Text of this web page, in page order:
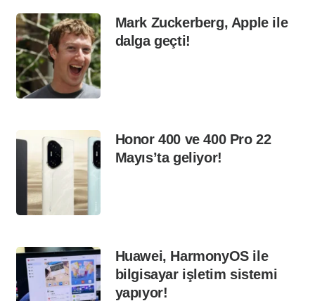
Mark Zuckerberg, Apple ile
dalga geçti!
Honor 400 ve 400 Pro 22
Mayıs’ta geliyor!
Huawei, HarmonyOS ile
bilgisayar işletim sistemi
yapıyor!